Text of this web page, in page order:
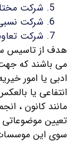
شرکت
شرکت
شرکت
هدف از تاسیس
می باشند که
ادبی یا امور
انتفاعی یا
مانند کانون ،
تعیین
سوی این